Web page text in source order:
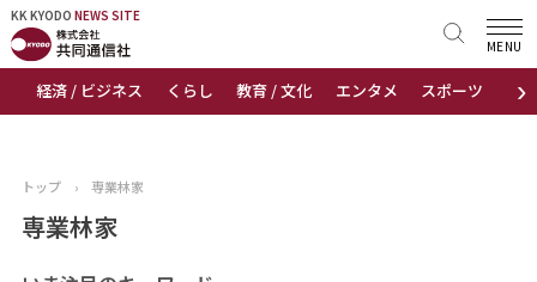
KK KYODO NEWS SITE
›
経済 / ビジネス くらし 教育 / 文化 エンタメ スポーツ 地域
MENU
KK KYODONEWS SITE
トップページ
ニュース
トップ › 専業林家
専業林家